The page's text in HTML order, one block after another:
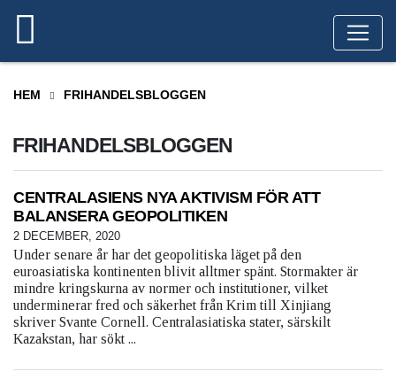
HEM FRIHANDELSBLOGGEN
FRIHANDELSBLOGGEN
CENTRALASIENS NYA AKTIVISM FÖR ATT
BALANSERA GEOPOLITIKEN
2 DECEMBER, 2020
Under senare år har det geopolitiska läget på den
euroasiatiska kontinenten blivit alltmer spänt. Stormakter är
mindre kringskurna av normer och institutioner, vilket
underminerar fred och säkerhet från Krim till Xinjiang
skriver Svante Cornell. Centralasiatiska stater, särskilt
Kazakstan, har sökt ...